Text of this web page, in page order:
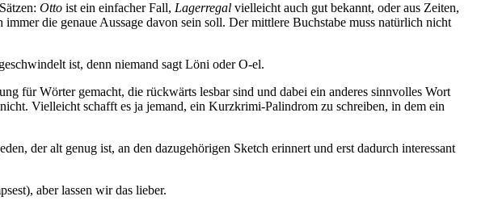
Otto ist ein einfacher Fall, Lagerregal vielleicht auch gut bekannt, oder aus Zeiten,
immer die genaue Aussage davon sein soll. Der mittlere Buchstabe muss natürlich nicht
ist, denn niemand sagt Löni oder O-el.
für Wörter gemacht, die rückwärts lesbar sind und dabei ein anderes sinnvolles Wort
Vielleicht schafft es ja jemand, ein Kurzkrimi-Palindrom zu schreiben, in dem ein
der alt genug ist, an den dazugehörigen Sketch erinnert und erst dadurch interessant
aber lassen wir das lieber.